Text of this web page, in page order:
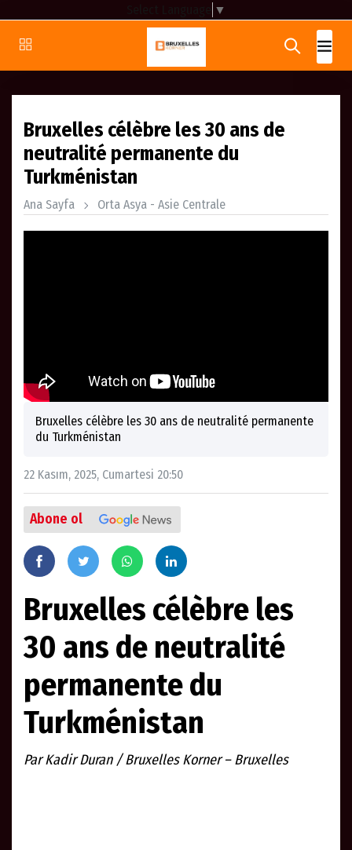
▼
Bruxelles célèbre les 30 ans de
neutralité permanente du
Turkménistan
Ana Sayfa Orta Asya - Asie Centrale
Bruxelles célèbre les 30 ans de neutralité permanente
du Turkménistan
22 Kasım, 2025, Cumartesi 20:50
Abone ol
Bruxelles célèbre les
30 ans de neutralité
permanente du
Turkménistan
Par Kadir Duran / Bruxelles Korner – Bruxelles